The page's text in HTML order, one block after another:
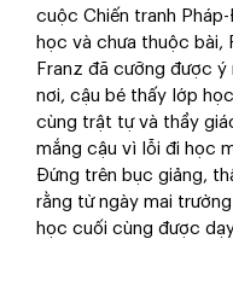
cuộc Chiến tranh
học và chưa thuộc bài,
Franz đã cưỡng được
nơi, cậu bé thấy lớp
cùng trật tự và thầy
mắng cậu vì lỗi đi học
Đứng trên bục giảng,
rằng từ ngày mai
học cuối cùng được